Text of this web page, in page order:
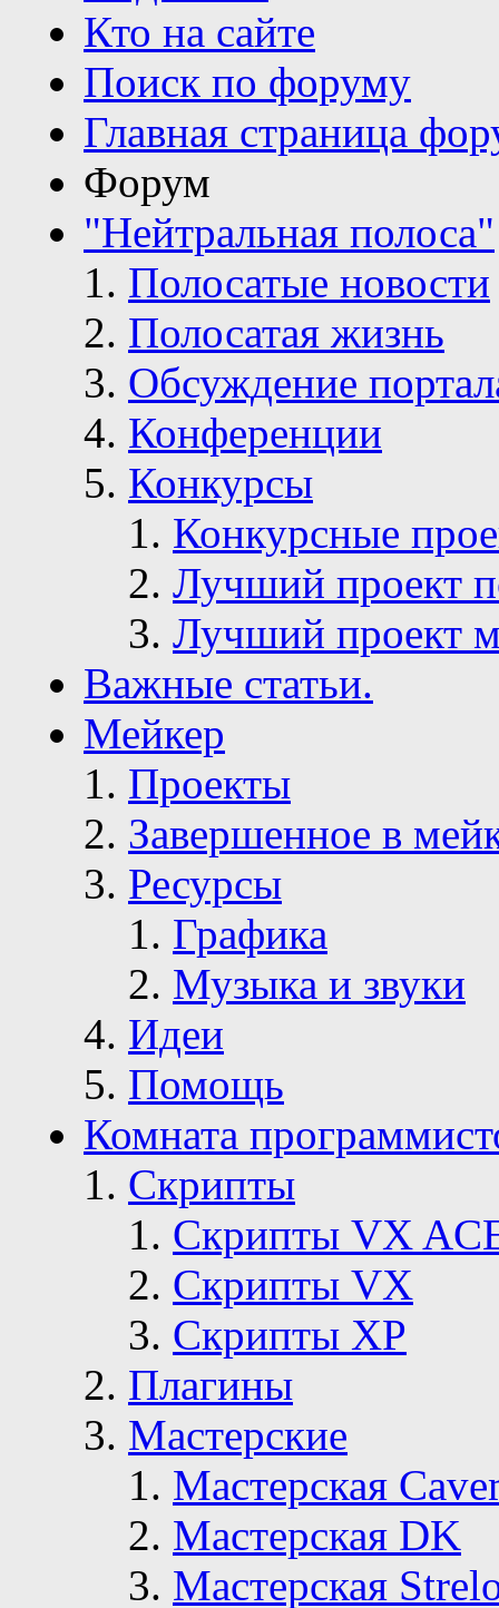
Кто на сайте
Поиск по форуму
Главная страница
Форум
"Нейтральная полоса"
Полосатые новости
Полосатая жизнь
Обсуждение
Конференции
Конкурсы
Конкурсные
Лучший проект
Лучший проект
Важные статьи.
Мейкер
Проекты
Завершенное в
Ресурсы
Графика
Музыка и звуки
Идеи
Помощь
Комната
Скрипты
Скрипты VX
Скрипты VX
Скрипты ХР
Плагины
Мастерские
Мастерская
Мастерская DK
Мастерская